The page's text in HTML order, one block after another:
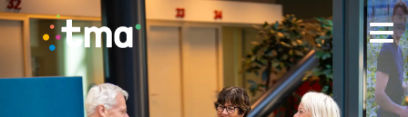
TMA - Unieke talenten vinden en (ver)binden